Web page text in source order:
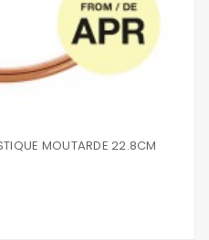
MOUTARDE 22.8CM